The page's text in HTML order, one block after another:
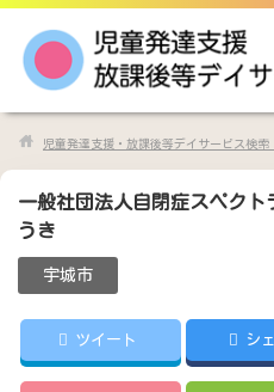
児童発達支援・放課後等デイサービス検索
一般社団法人自閉症スペク
うき
宇城市
ツイート シ